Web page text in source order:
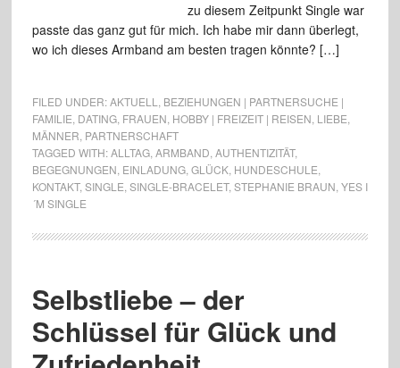
zu diesem Zeitpunkt Single war
passte das ganz gut für mich. Ich habe mir dann überlegt,
wo ich dieses Armband am besten tragen könnte? […]
FILED UNDER:AKTUELL
BEZIEHUNGEN | PARTNERSUCHE |
FAMILIE DATING, FRAUEN HOBBY | FREIZEIT | REISEN LIEBE
MÄNNER PARTNERSCHAFT
TAGGED WITH:ALLTAG, ARMBAND AUTHENTIZITÄT,
BEGEGNUNGEN EINLADUNG, GLÜCK, HUNDESCHULE
KONTAKT, SINGLE SINGLE-BRACELET, STEPHANIE BRAUN YES I
´M SINGLE
Selbstliebe – der
Schlüssel für Glück und